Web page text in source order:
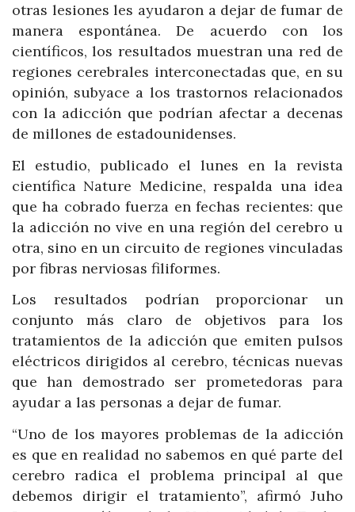
otras lesiones les ayudaron a dejar de fumar de
manera espontánea. De acuerdo con los
científicos, los resultados muestran una red de
regiones cerebrales interconectadas que, en su
opinión, subyace a los trastornos relacionados
con la adicción que podrían afectar a decenas
de millones de estadounidenses.
El estudio, publicado el lunes en la revista
científica Nature Medicine, respalda una idea
que ha cobrado fuerza en fechas recientes: que
la adicción no vive en una región del cerebro u
otra, sino en un circuito de regiones vinculadas
por fibras nerviosas filiformes.
Los resultados podrían proporcionar un
conjunto más claro de objetivos para los
tratamientos de la adicción que emiten pulsos
eléctricos dirigidos al cerebro, técnicas nuevas
que han demostrado ser prometedoras para
ayudar a las personas a dejar de fumar.
“Uno de los mayores problemas de la adicción
es que en realidad no sabemos en qué parte del
cerebro radica el problema principal al que
debemos dirigir el tratamiento”, afirmó Juho